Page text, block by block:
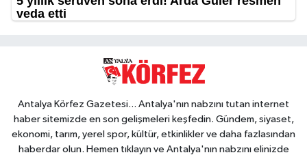
Antalya Körfez Gazetesi... Antalya'nın nabzını tutan internet
haber sitemizde en son gelişmeleri keşfedin. Gündem, siyaset,
ekonomi, tarım, yerel spor, kültür, etkinlikler ve daha fazlasından
haberdar olun. Hemen tıklayın ve Antalya'nın nabzını elinizde